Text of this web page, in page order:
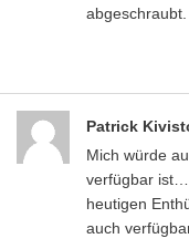
abgeschraubt.
Patrick
Mich würde
verfügbar
heutigen
auch